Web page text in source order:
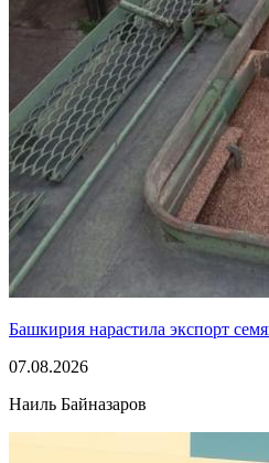
Башкирия нарастила экспорт
07.08.2026
Наиль Байназаров